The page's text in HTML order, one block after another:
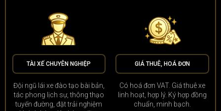
TÀI XẾ CHUYÊN NGHIỆP
Đội ngũ lái xe đào tạo bài bản,
tác phong lịch sự, thông thạo
tuyến đường, đặt trải nghiệm
GIÁ THUÊ, HOÁ ĐƠN
Có hoá đơn VAT. Giá thuê xe
linh hoạt, hợp lý. Ký hợp đồng
chuẩn, minh bạch.